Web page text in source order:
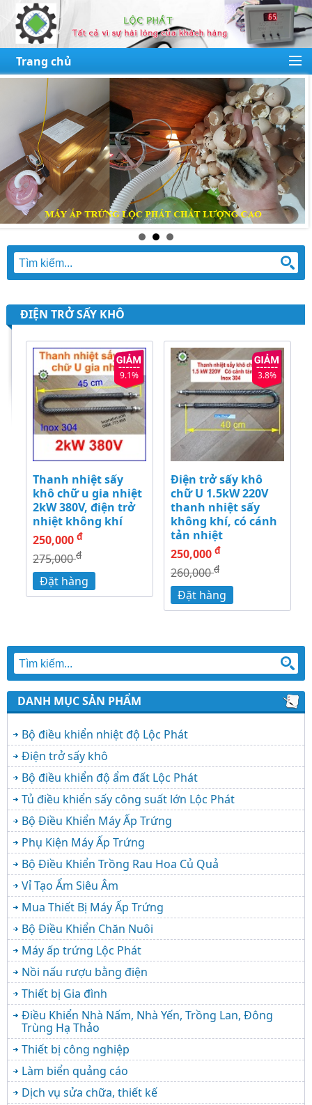
Trang chủ
ĐIỆN TRỞ SẤY KHÔ
9.1%
Thanh nhiệt sấy
khô chữ u gia nhiệt
2kW 380V, điện trở
nhiệt không khí
250,000 đ
275,000đ
Đặt hàng
3.8%
Điện trở sấy khô
chữ U 1.5kW 220V
thanh nhiệt sấy
không khí, có cánh
tản nhiệt
250,000 đ
260,000đ
Đặt hàng
DANH MỤC SẢN PHẨM
Bộ điều khiển nhiệt độ Lộc Phát
Điện trở sấy khô
Bộ điều khiển độ ẩm đất Lộc Phát
Tủ điều khiển sấy công suất lớn Lộc Phát
Bộ Điều Khiển Máy Ấp Trứng
Phụ Kiện Máy Ấp Trứng
Bộ Điều Khiển Trồng Rau Hoa Củ Quả
Vỉ Tạo Ẩm Siêu Âm
Mua Thiết Bị Máy Ấp Trứng
Bộ Điều Khiển Chăn Nuôi
Máy ấp trứng Lộc Phát
Nồi nấu rượu bằng điện
Thiết bị Gia đình
Điều Khiển Nhà Nấm, Nhà Yến, Trồng Lan, Đông
Trùng Hạ Thảo
Thiết bị công nghiệp
Làm biển quảng cáo
Dịch vụ sửa chữa, thiết kế